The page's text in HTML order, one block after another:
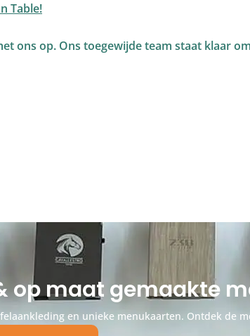
Table!
ons op. Ons toegewijde team staat klaar
op maat gemaakte
en unieke menukaarten. Ontdek de